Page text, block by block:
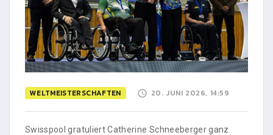
WELTMEISTERSCHAFTEN 20. JUNI 2026, 14:59
Swisspool gratuliert Catherine Schneeberger ganz